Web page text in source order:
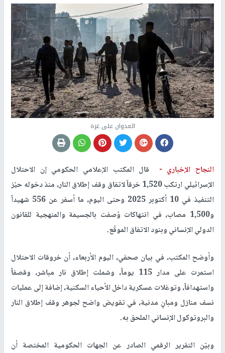
العدوان على غزة
النجاح الإخباري -
قال المكتب الإعلامي الحكومي إن الاحتلال
الإسرائيلي ارتكب 1,520 خرقاً لاتفاق وقف إطلاق النار، منذ دخوله حيّز
التنفيذ في 10 أكتوبر 2025 وحتى اليوم، ما أسفر عن 556 شهيداً
و1,500 مصاب، في انتهاكات وُصفت بالجسيمة والمنهجية للقانون
الدولي الإنساني وبنود الاتفاق الموقّع.
وأوضح المكتب، في بيان صحفي، اليوم الأربعاء، أن خروقات الاحتلال
استمرت على مدار 115 يوماً، وشملت إطلاق نار مباشر، وقصفاً
واستهدافاً، وتوغلات عسكرية داخل الأحياء السكنية، إضافة إلى عمليات
نسف منازل ومبانٍ مدنية، في تقويض واضح لجوهر وقف إطلاق النار
والبروتوكول الإنساني الملحق به.
وبيّن التقرير الرقمي الصادر عن الجهات الحكومية المختصة أن